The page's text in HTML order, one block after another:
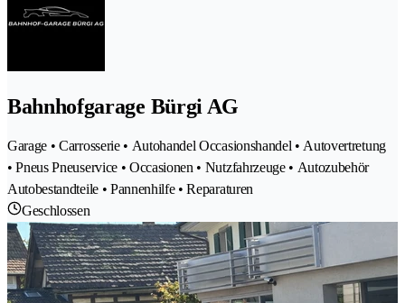
Bahnhofgarage Bürgi AG
Garage • Carrosserie • Autohandel Occasionshandel • Autovertretung
• Pneus Pneuservice • Occasionen • Nutzfahrzeuge • Autozubehör
Autobestandteile • Pannenhilfe • Reparaturen
Geschlossen